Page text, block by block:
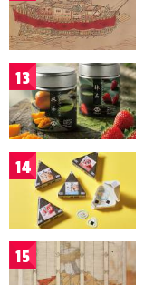
13
14
15